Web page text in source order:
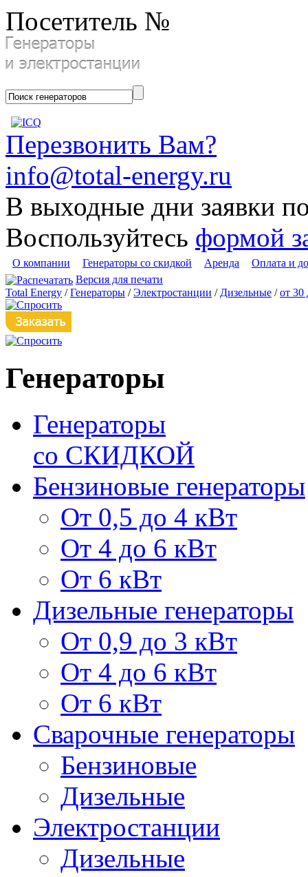
Посетитель №
Перезвонить Вам?
info@total-energy.ru
В выходные дни заявки
Воспользуйтесь формой
О компании Генераторы со скидкой Аренда
Оплата и
Версия для печати
Total Energy /Генераторы /Электростанции / Дизельные /от 30
Генераторы
Генераторы
со СКИДКОЙ
Бензиновые генераторы
От 0,5 до 4 кВт
От 4 до 6 кВт
От 6 кВт
Дизельные генераторы
От 0,9 до 3 кВт
От 4 до 6 кВт
От 6 кВт
Сварочные генераторы
Бензиновые
Дизельные
Электростанции
Дизельные